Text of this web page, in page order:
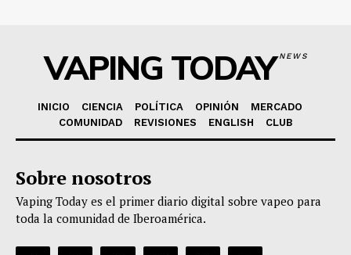
VAPING TODAYNEWS
INICIO CIENCIA POLÍTICA OPINIÓN
MERCADO
COMUNIDAD
REVISIONES ENGLISH CLUB
Sobre nosotros
Vaping Today es el primer diario digital sobre vapeo para
toda la comunidad de Iberoamérica.